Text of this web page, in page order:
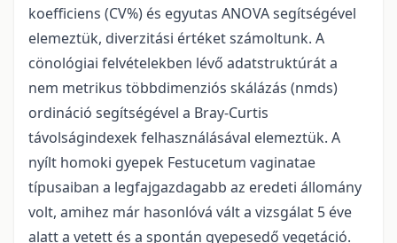
koefficiens (CV%) és egyutas ANOVA segítségével
elemeztük, diverzitási értéket számoltunk. A
cönológiai felvételekben lévő adatstruktúrát a
nem metrikus többdimenziós skálázás (nmds)
ordináció segítségével a Bray-Curtis
távolságindexek felhasználásával elemeztük. A
nyílt homoki gyepek Festucetum vaginatae
típusaiban a legfajgazdagabb az eredeti állomány
volt, amihez már hasonlóvá vált a vizsgálat 5 éve
alatt a vetett és a spontán gyepesedő vegetáció.